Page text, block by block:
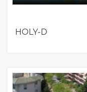
HOLY-D